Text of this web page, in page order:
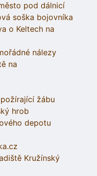
pod dálnicí
soška bojovníka
o Keltech na
nálezy
na
žábu
hrob
depotu
Kružínský